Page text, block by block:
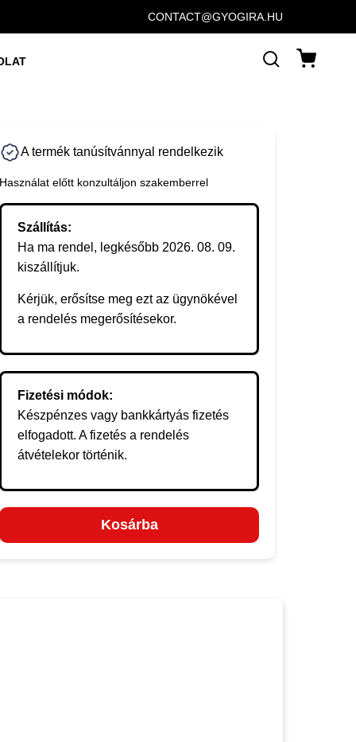
CONTACT@GYOGIRA.HU
A termék tanúsítvánnyal rendelkezik
Használat előtt konzultáljon szakemberrel
Szállítás:
Ha ma rendel, legkésőbb 2026. 08. 09.
kiszállítjuk.
Kérjük, erősítse meg ezt az ügynökével
a rendelés megerősítésekor.
Fizetési módok:
Készpénzes vagy bankkártyás fizetés
elfogadott. A fizetés a rendelés
átvételekor történik.
Kosárba